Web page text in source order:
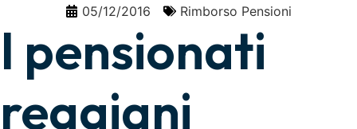
05/12/2016 Rimborso Pensioni
I pensionati
reggiani